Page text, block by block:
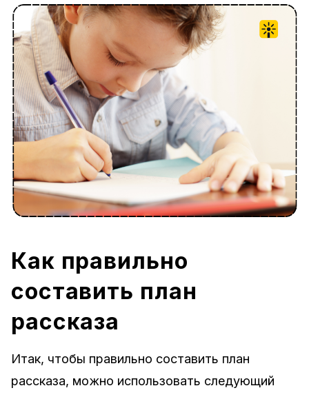
Как правильно
составить план
рассказа
Итак, чтобы правильно составить план
рассказа, можно использовать следующий